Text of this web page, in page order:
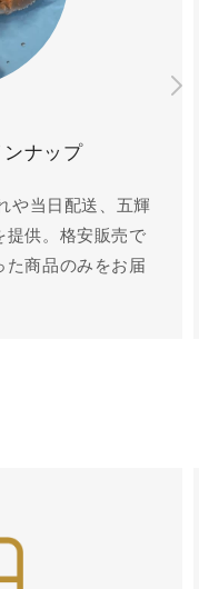
ナップ
や当日配送、五輝
提供。格安販売で
た商品のみをお届